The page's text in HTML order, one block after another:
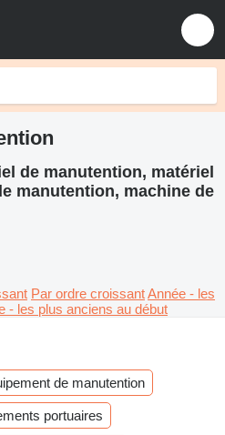
de manutention, matériel
manutention, machine de
Par ordre croissantAnnée - les
- les plus anciens au début
de manutention
portuaires